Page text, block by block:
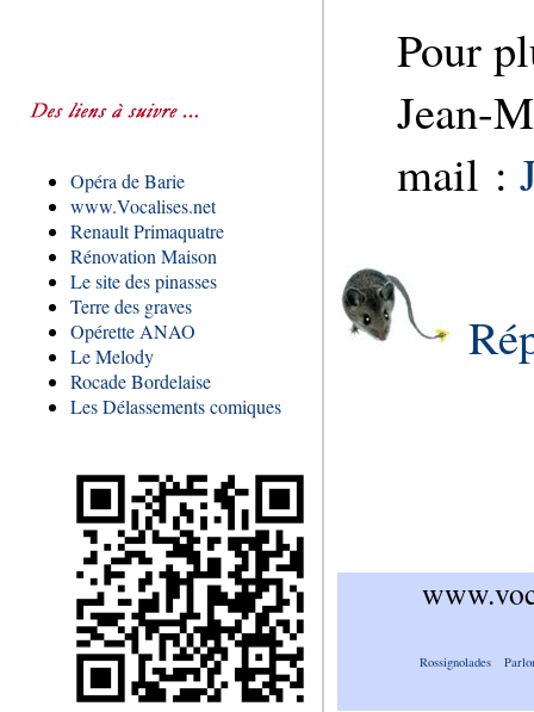
Opéra de Barie
www.Vocalises.net
Renault Primaquatre
Rénovation Maison
Le site des pinasses
Terre des graves
Opérette ANAO
Le Melody
Rocade Bordelaise
Les Délassements comiques
Pour
Jean-
mail :
Rossignolades